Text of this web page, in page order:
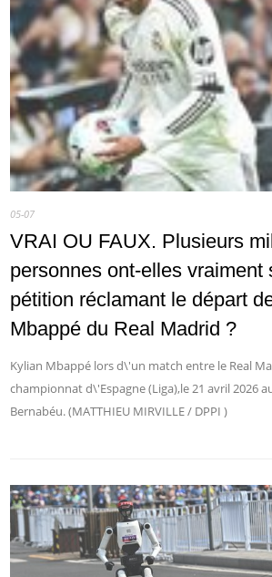
05-07
VRAI OU FAUX. Plusieurs
personnes ont-elles vraiment
pétition réclamant le départ
Mbappé du Real Madrid ?
Kylian Mbappé lors d\'un match entre le Real
championnat d\'Espagne (Liga),le 21 avril 2026
Bernabéu. (MATTHIEU MIRVILLE / DPPI )